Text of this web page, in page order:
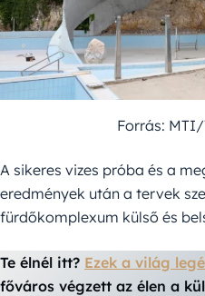
Forrás:
A sikeres vizes próba és a
eredmények után a tervek
fürdőkomplexum külső és
Te élnél itt? Ezek a világ
főváros végzett az élen a